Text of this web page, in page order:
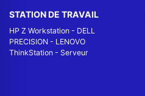
STATION DE TRAVAIL
HP Z Workstation - DELL
PRECISION - LENOVO
ThinkStation - Serveur